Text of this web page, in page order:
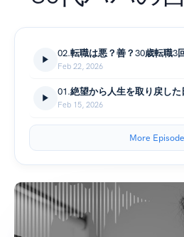
02.転職は悪？善？30歳転職3
Feb 22, 2026
01.絶望から人生を取り戻した
Feb 15, 2026
More